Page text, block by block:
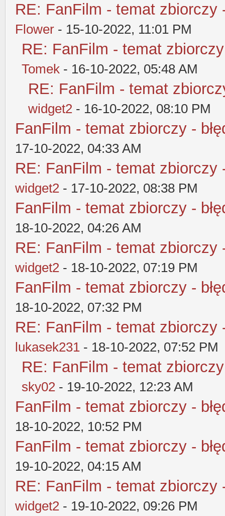
RE: FanFilm - temat zbiorczy
Flower - 15-10-2022, 11:01 PM
RE: FanFilm - temat
Tomek - 16-10-2022, 05:48 AM
RE: FanFilm - temat
widget2 - 16-10-2022, 08:10 PM
FanFilm - temat zbiorczy -
17-10-2022, 04:33 AM
RE: FanFilm - temat zbiorczy
widget2 - 17-10-2022, 08:38 PM
FanFilm - temat zbiorczy -
18-10-2022, 04:26 AM
RE: FanFilm - temat zbiorczy
widget2 - 18-10-2022, 07:19 PM
FanFilm - temat zbiorczy -
18-10-2022, 07:32 PM
RE: FanFilm - temat zbiorczy
lukasek231 - 18-10-2022, 07:52 PM
RE: FanFilm - temat
sky02 - 19-10-2022, 12:23 AM
FanFilm - temat zbiorczy -
18-10-2022, 10:52 PM
FanFilm - temat zbiorczy -
19-10-2022, 04:15 AM
RE: FanFilm - temat zbiorczy
widget2 - 19-10-2022, 09:26 PM